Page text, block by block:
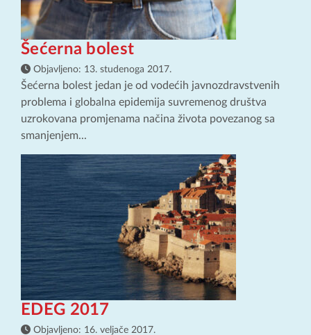
Šećerna bolest
Objavljeno: 13. studenoga 2017.
Šećerna bolest jedan je od vodećih javnozdravstvenih
problema i globalna epidemija suvremenog društva
uzrokovana promjenama načina života povezanog sa
smanjenjem...
EDEG 2017
Objavljeno: 16. veljače 2017.